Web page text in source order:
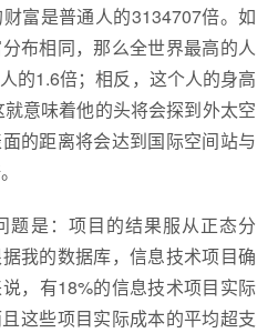
富是普通人的3134707倍。如
布相同，那么全世界最高的人
的1.6倍；相反，这个人的身高
意味着他的头将会探到外太空
的距离将会达到国际空间站与
题是：项目的结果服从正态分
我的数据库，信息技术项目确
，有18%的信息技术项目实际
这些项目实际成本的平均超支